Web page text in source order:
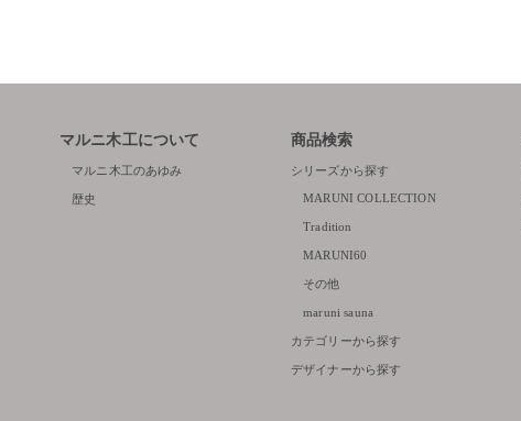
マルニ木工について
マルニ木工のあゆみ
歴史
商品検索
シリーズから探す
MARUNI COLLECTION
Tradition
MARUNI60
その他
maruni sauna
カテゴリーから探す
デザイナーから探す